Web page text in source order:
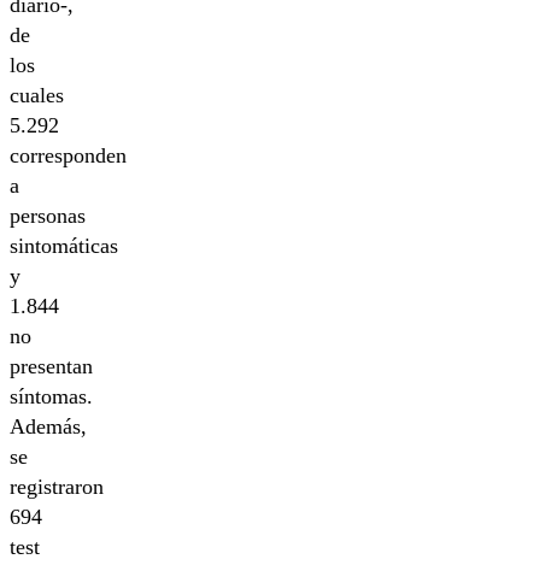
de
los
cuales
5.292
corresponden
a
personas
sintomáticas
y
1.844
no
presentan
síntomas.
Además,
se
registraron
694
test